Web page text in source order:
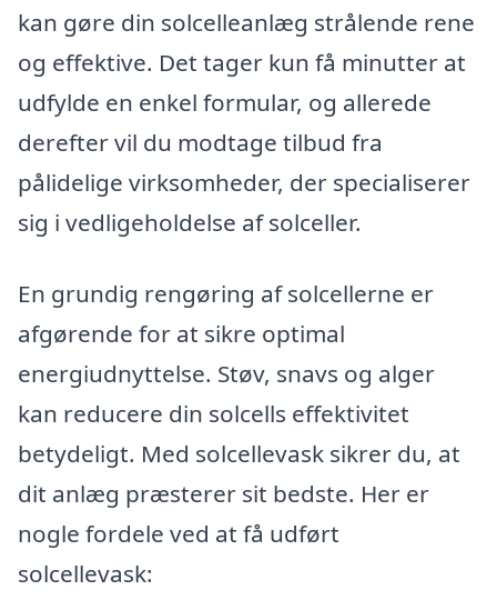
kan gøre din solcelleanlæg strålende rene
og effektive. Det tager kun få minutter at
udfylde en enkel formular, og allerede
derefter vil du modtage tilbud fra
pålidelige virksomheder, der specialiserer
sig i vedligeholdelse af solceller.
En grundig rengøring af solcellerne er
afgørende for at sikre optimal
energiudnyttelse. Støv, snavs og alger
kan reducere din solcells effektivitet
betydeligt. Med solcellevask sikrer du, at
dit anlæg præsterer sit bedste. Her er
nogle fordele ved at få udført
solcellevask: